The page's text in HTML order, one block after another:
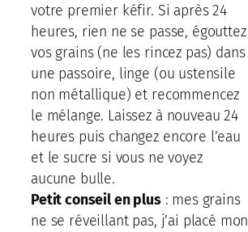
votre premier kéfir. Si après 24
heures, rien ne se passe, égouttez
vos grains (ne les rincez pas) dans
une passoire, linge (ou ustensile
non métallique) et recommencez
le mélange. Laissez à nouveau 24
heures puis changez encore l’eau
et le sucre si vous ne voyez
aucune bulle.
Petit conseil en plus: mes grains
ne se réveillant pas, j’ai placé mon